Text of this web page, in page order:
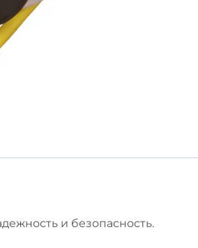
и безопасность.